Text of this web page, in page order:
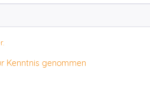
Kenntnis genommen